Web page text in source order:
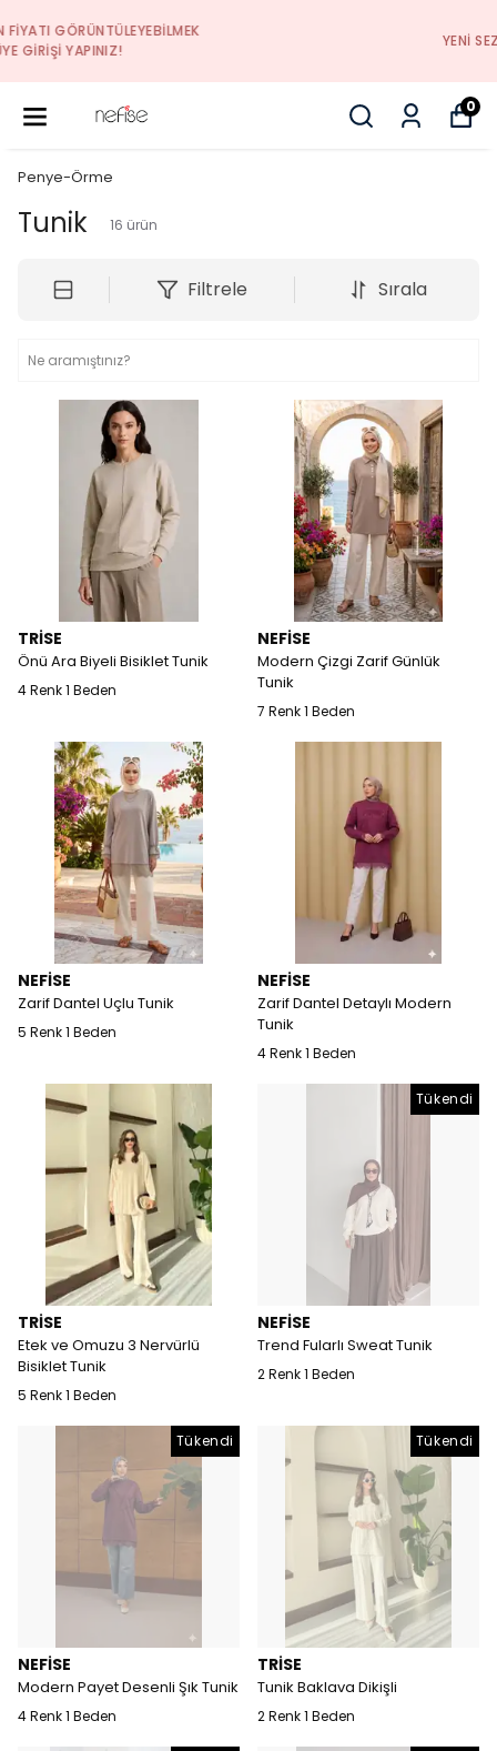
YENI SEZON ÜRÜNLER
0
Penye-Örme
Tunik 16 ürün
Filtrele Sırala
TRİSE
Önü Ara Biyeli Bisiklet Tunik
4 Renk 1 Beden
NEFİSE
Modern Çizgi Zarif Günlük
Tunik
7 Renk 1 Beden
NEFİSE
Zarif Dantel Uçlu Tunik
5 Renk 1 Beden
NEFİSE
Zarif Dantel Detaylı Modern
Tunik
4 Renk 1 Beden
TRİSE
Etek ve Omuzu 3 Nervürlü
Bisiklet Tunik
5 Renk 1 Beden
Tükendi
NEFİSE
Trend Fularlı Sweat Tunik
2 Renk 1 Beden
Tükendi
NEFİSE
Modern Payet Desenli Şık Tunik
4 Renk 1 Beden
Tükendi
TRİSE
Tunik Baklava Dikişli
2 Renk 1 Beden